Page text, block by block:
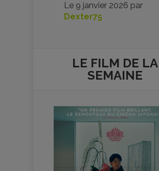
Le 9 janvier 2026 par
Dexter75
LE FILM DE LA
SEMAINE